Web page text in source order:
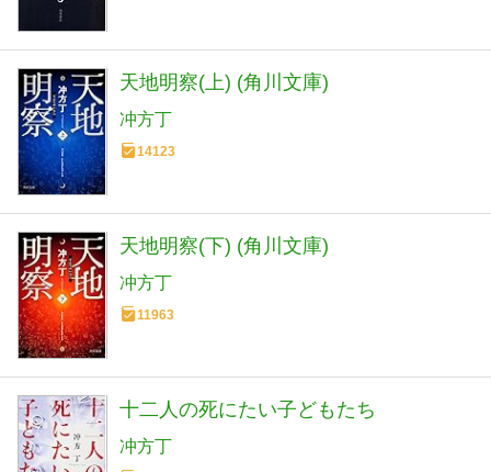
天地明察(上) (角川文庫)
冲方丁
14123
天地明察(下) (角川文庫)
冲方丁
11963
十二人の死にたい子どもたち
冲方丁